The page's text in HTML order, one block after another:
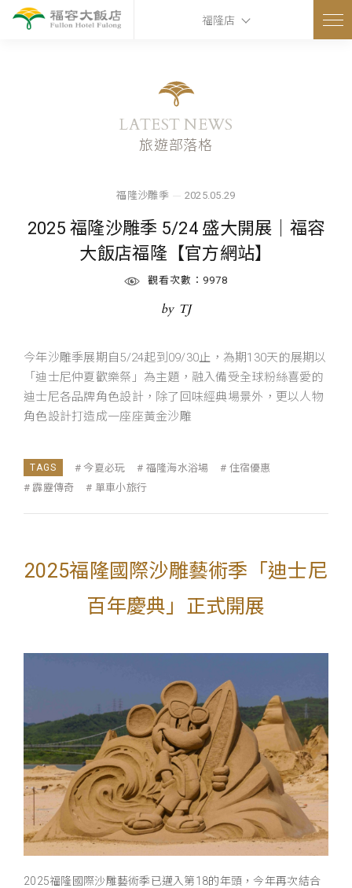
福隆店
LATEST NEWS
旅遊部落格
福隆沙雕季 2025.05.29
2025 福隆沙雕季 5/24 盛大開展｜福容
大飯店福隆【官方網站】
觀看次數：9978
TJ
今年沙雕季展期自5/24起到09/30止，為期130天的展期以
「迪士尼仲夏歡樂祭」為主題，融入備受全球粉絲喜愛的
迪士尼各品牌角色設計，除了回味經典場景外，更以人物
角色設計打造成一座座黃金沙雕
今夏必玩 福隆海水浴場
住宿優惠
霹靂傳奇
單車小旅行
2025福隆國際沙雕藝術季「迪士尼
百年慶典」正式開展
2025福隆國際沙雕藝術季已邁入第18的年頭，今年再次結合